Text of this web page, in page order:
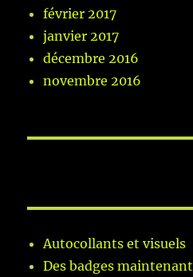
février 2017
janvier 2017
décembre 2016
novembre 2016
Autocollants et visuels
Des badges maintenant